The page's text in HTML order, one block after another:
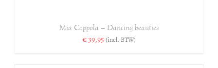
Mia Coppola – Dancing beauties
€39,95 (incl. BTW)